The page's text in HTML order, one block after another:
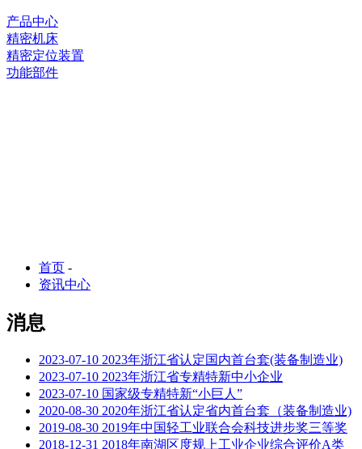
产品中心
精密机床
精密定位装置
功能部件
首页 -
资讯中心
消息
2023-07-10 2023年浙江省认定国内首台套(装备制造业)
2023-07-10 2023年浙江省专精特新中小企业
2023-07-10 国家级专精特新“小巨人”
2020-08-30 2020年浙江省认定省内首台套（装备制造业)
2019-08-30 2019年中国轻工业联合会科技进步奖三等奖
2018-12-31 2018年南湖区度规上工业企业综合评价A类